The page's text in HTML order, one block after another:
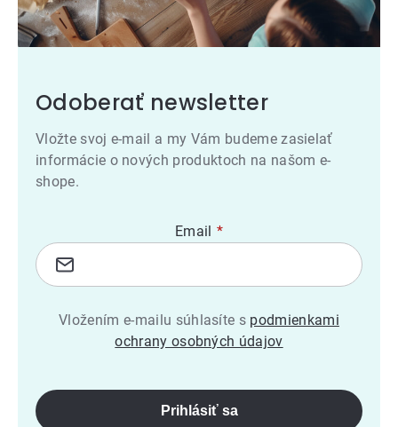
Odoberať newsletter
Vložte svoj e-mail a my Vám budeme zasielať
informácie o nových produktoch na našom e-
shope.
Email
Vložením e-mailu súhlasíte s podmienkami
ochrany osobných údajov
Prihlásiť sa